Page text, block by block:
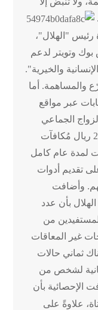
رئيس "الهلال"،
وتويتر لدعم
والخيرية".
والمساهمة. أما
عبر مواقع
الجماعي
الخامس هذه الليلة وصل إلى 2.260.000 ريال مُكافآت
لمدة عام كامل
علاوةً على تقديم أدوات
وأضافت
بأن عدد
عدد المستفيدين من
غير المعاقات
هناك ثماني حالات
لشخص من
الإحصائية بأن
غير السعوديات بلغ 12 فتاة، علاوةً على